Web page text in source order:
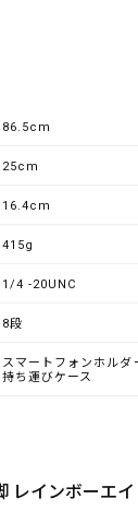
86.5cm
25cm
16.4cm
415g
1/4 -20UNC
8段
スマートフォンホルダ
持ち運びケース
レインボーエイ